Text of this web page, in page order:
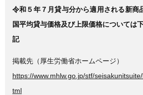
令和５年７月貸与分から適用される新商
国平均貸与価格及び上限価格については
記
掲載先（厚生労働省ホームページ）
https://www.mhlw.go.jp/stf/
tml